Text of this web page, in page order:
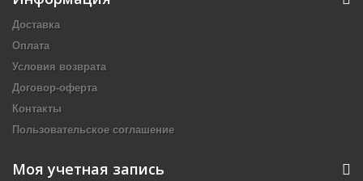
Доставка
Оплата
Условия возврата
Договор-оферта
Контакты
Пользовательское соглашение
Моя учетная запись